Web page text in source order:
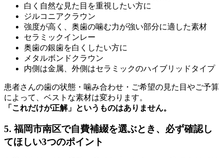
白く自然な見た目を重視したい方に
ジルコニアクラウン
強度が高く、奥歯の噛む力が強い部分に適した素材
セラミックインレー
奥歯の銀歯を白くしたい方に
メタルボンドクラウン
内側は金属、外側はセラミックのハイブリッドタイプ
患者さんの歯の状態・噛み合わせ・ご希望の見た目やご予算
によって、ベストな素材は変わります。
「これだけが正解」というものはありません。
5. 福岡市南区で自費補綴を選ぶとき、必ず確認し
てほしい3つのポイント